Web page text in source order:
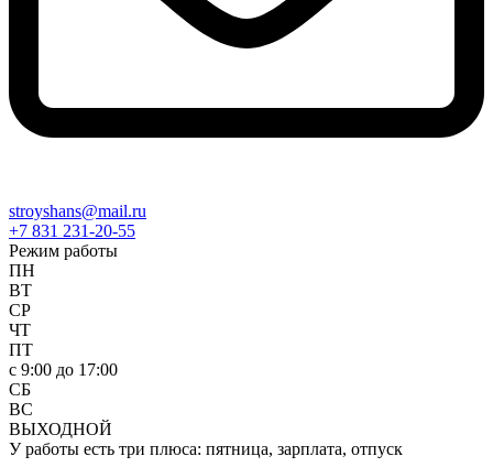
stroyshans@mail.ru
+7 831 231-20-55
Режим работы
ПН
ВТ
СР
ЧТ
ПТ
c 9:00 до 17:00
СБ
ВС
ВЫХОДНОЙ
У работы есть три плюса: пятница, зарплата, отпуск